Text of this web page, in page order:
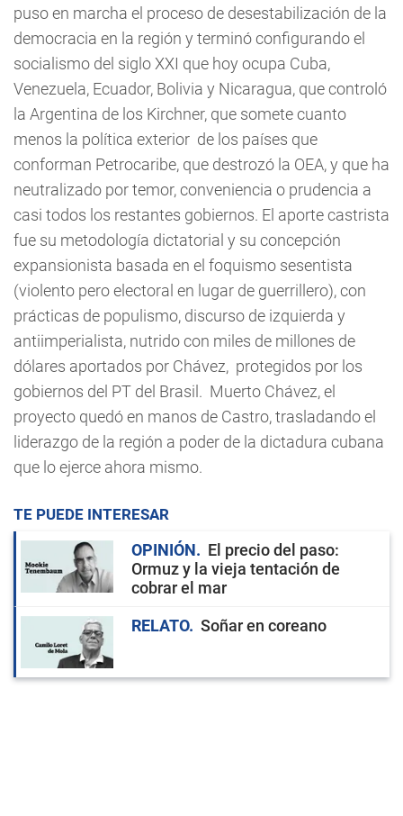
puso en marcha el proceso de desestabilización de la
democracia en la región y terminó configurando el
socialismo del siglo XXI que hoy ocupa Cuba,
Venezuela, Ecuador, Bolivia y Nicaragua, que controló
la Argentina de los Kirchner, que somete cuanto
menos la política exterior de los países que
conforman Petrocaribe, que destrozó la OEA, y que ha
neutralizado por temor, conveniencia o prudencia a
casi todos los restantes gobiernos. El aporte castrista
fue su metodología dictatorial y su concepción
expansionista basada en el foquismo sesentista
(violento pero electoral en lugar de guerrillero), con
prácticas de populismo, discurso de izquierda y
antiimperialista, nutrido con miles de millones de
dólares aportados por Chávez, protegidos por los
gobiernos del PT del Brasil. Muerto Chávez, el
proyecto quedó en manos de Castro, trasladando el
liderazgo de la región a poder de la dictadura cubana
que lo ejerce ahora mismo.
TE PUEDE INTERESAR
OPINIÓN
El precio del paso:
Ormuz y la vieja tentación de
cobrar el mar
RELATO
Soñar en coreano